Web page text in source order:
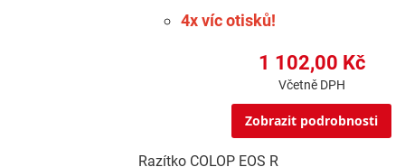
4x víc otisků!
1 102,00 Kč
Včetně DPH
Zobrazit podrobnosti
Razítko COLOP EOS R